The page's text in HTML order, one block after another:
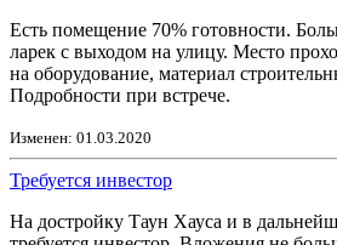
Есть помещение 70% готовности.
ларек с выходом на улицу. Место
на оборудование, материал
Подробности при встрече.
Изменен: 01.03.2020
Требуется инвестор
На достройку Таун Хауса и в